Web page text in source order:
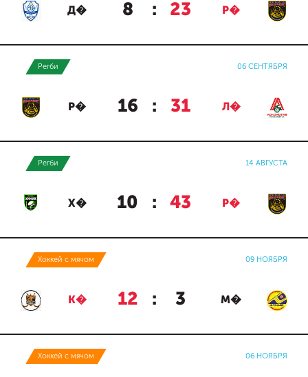
Д� 8 : 23 Р�
Регби 06 СЕНТЯБРЯ
Р� 16 : 31 Л�
Регби 14 АВГУСТА
Х� 10 : 43 Р�
Хоккей с мячом 09 НОЯБРЯ
К� 12 : 3 М�
Хоккей с мячом 06 НОЯБРЯ